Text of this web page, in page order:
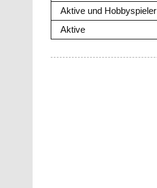
Aktive und Hobbyspieler
Aktive